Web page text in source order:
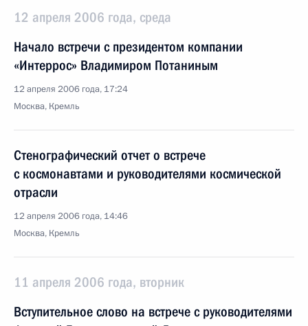
12 апреля 2006 года, среда
Начало встречи с президентом компании
«Интеррос» Владимиром Потаниным
12 апреля 2006 года, 17:24
Москва, Кремль
Стенографический отчет о встрече
с космонавтами и руководителями космической
отрасли
12 апреля 2006 года, 14:46
Москва, Кремль
11 апреля 2006 года, вторник
Вступительное слово на встрече с руководителями